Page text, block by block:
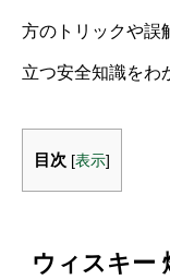
方のトリックや誤
立つ安全知識をわ
目次 [表示]
ウィスキー